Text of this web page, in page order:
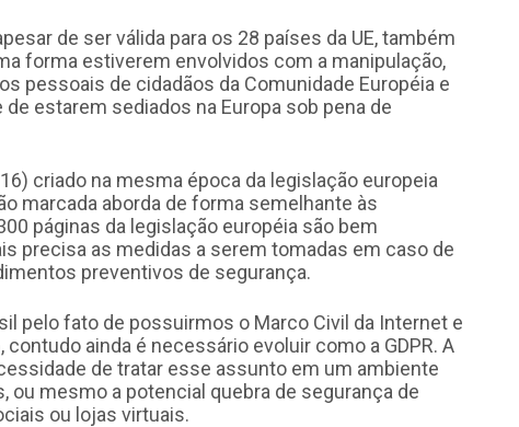
de ser válida para os 28 países da UE, também
forma estiverem envolvidos com a manipulação,
pessoais de cidadãos da Comunidade Européia e
estarem sediados na Europa sob pena de
criado na mesma época da legislação europeia
marcada aborda de forma semelhante às
páginas da legislação européia são bem
precisa as medidas a serem tomadas em caso de
preventivos de segurança.
pelo fato de possuirmos o Marco Civil da Internet e
ainda é necessário evoluir como a GDPR. A
de tratar esse assunto em um ambiente
ou mesmo a potencial quebra de segurança de
ou lojas virtuais.